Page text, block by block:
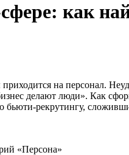
как
на персонал.
делают люди». Как
рекрутингу,
«Персона»